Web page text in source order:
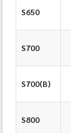
S650
S700
S700(B)
S800